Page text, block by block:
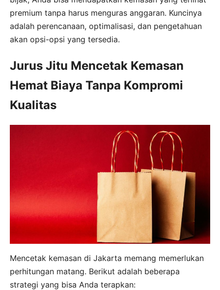
premium tanpa harus menguras anggaran. Kuncinya
adalah perencanaan, optimalisasi, dan pengetahuan
akan opsi-opsi yang tersedia.
Jurus Jitu Mencetak Kemasan
Hemat Biaya Tanpa Kompromi
Kualitas
Mencetak kemasan di Jakarta memang memerlukan
perhitungan matang. Berikut adalah beberapa
strategi yang bisa Anda terapkan: